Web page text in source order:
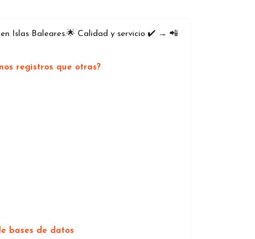
Islas Baleares.🌟 Calidad y servicio ✔️ → 📲
registros que otras?
bases de datos